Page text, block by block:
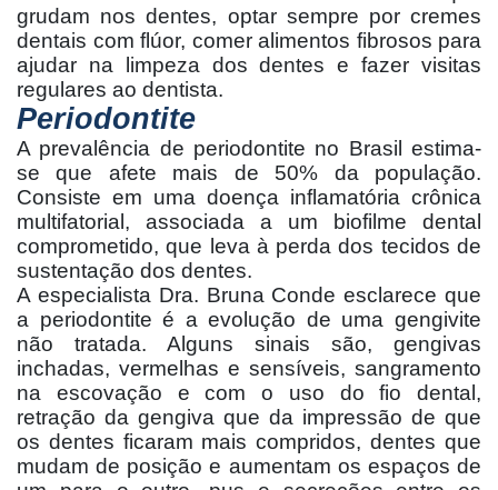
grudam nos dentes, optar sempre por cremes
dentais com flúor, comer alimentos fibrosos para
ajudar na limpeza dos dentes e fazer visitas
regulares ao dentista.
Periodontite
A prevalência de periodontite no Brasil estima-
se que afete mais de 50% da população.
Consiste em uma doença inflamatória crônica
multifatorial, associada a um biofilme dental
comprometido, que leva à perda dos tecidos de
sustentação dos dentes.
A especialista Dra. Bruna Conde esclarece que
a periodontite é a evolução de uma gengivite
não tratada. Alguns sinais são, gengivas
inchadas, vermelhas e sensíveis, sangramento
na escovação e com o uso do fio dental,
retração da gengiva que da impressão de que
os dentes ficaram mais compridos, dentes que
mudam de posição e aumentam os espaços de